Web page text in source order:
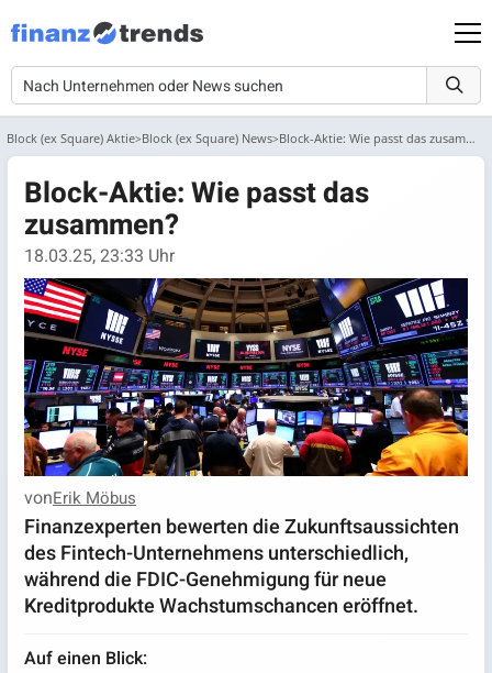
Block (ex Square) Aktie Block (ex Square) News Block-Aktie: Wie passt das zusammen?
Block-Aktie: Wie passt das
zusammen?
18.03.25, 23:33 Uhr
vonErik Möbus
Finanzexperten bewerten die Zukunftsaussichten
des Fintech-Unternehmens unterschiedlich,
während die FDIC-Genehmigung für neue
Kreditprodukte Wachstumschancen eröffnet.
Auf einen Blick: